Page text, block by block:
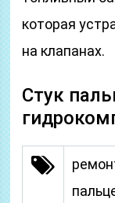
которая
на клапанах.
Стук